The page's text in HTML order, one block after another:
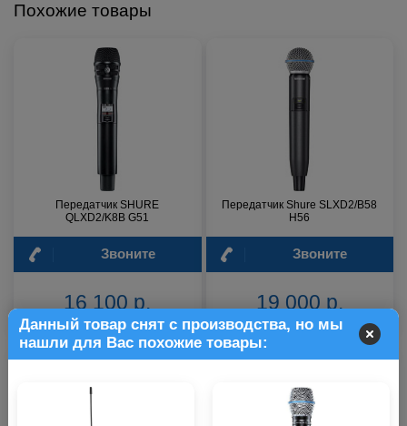
Данный товар снят с производства, но мы
нашли для Вас похожие товары:
Похожие товары
Передатчик SHURE
QLXD2/K8B G51
Звоните
16 100 р.
Передатчик Shure SLXD2/B58
H56
Звоните
19 000 р.